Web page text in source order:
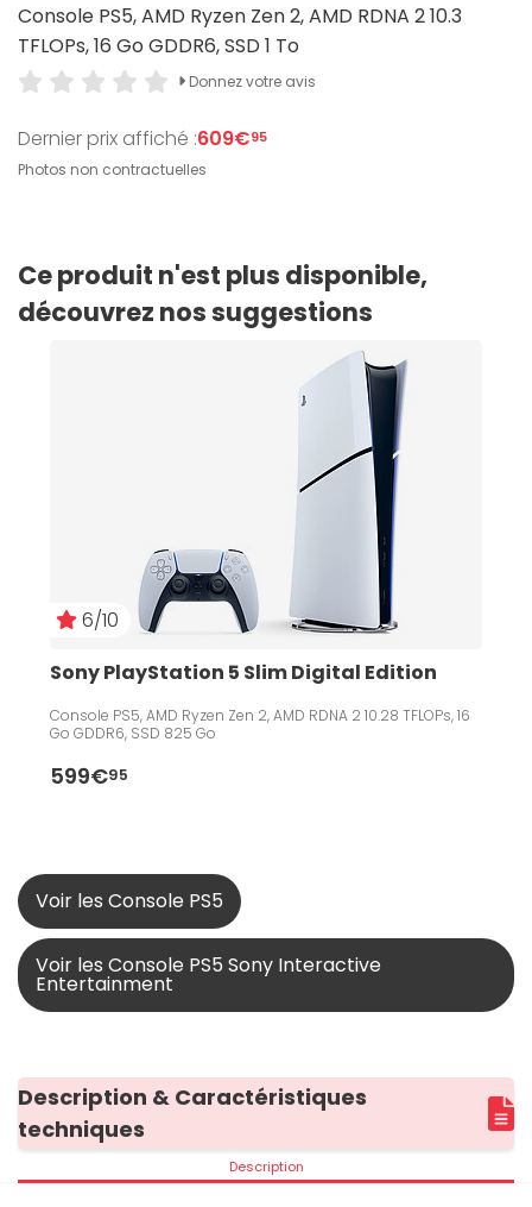
Console PS5, AMD Ryzen Zen 2, AMD RDNA 2 10.3
TFLOPs, 16 Go GDDR6, SSD 1 To
Donnez votre avis
Dernier prix affiché :609€95
Photos non contractuelles
Ce produit n'est plus disponible,
découvrez nos suggestions
6/10
Sony PlayStation 5 Slim Digital Edition
Console PS5, AMD Ryzen Zen 2, AMD RDNA 2 10.28 TFLOPs, 16
Go GDDR6, SSD 825 Go
599€95
Voir les Console PS5
Voir les Console PS5 Sony Interactive
Entertainment
Description & Caractéristiques
techniques
Description